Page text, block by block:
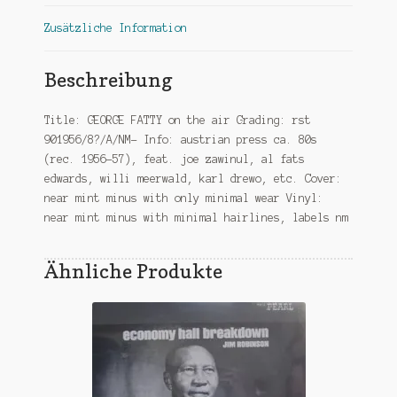
Zusätzliche Information
Beschreibung
Title: GEORGE FATTY on the air Grading: rst
901956/8?/A/NM- Info: austrian press ca. 80s
(rec. 1956-57), feat. joe zawinul, al fats
edwards, willi meerwald, karl drewo, etc. Cover:
near mint minus with only minimal wear Vinyl:
near mint minus with minimal hairlines, labels nm
Ähnliche Produkte